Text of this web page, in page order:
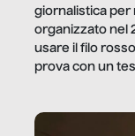
giornalistica per
organizzato nel
usare il filo
prova con un